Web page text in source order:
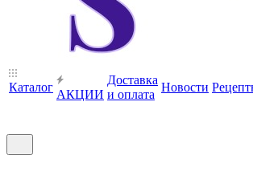
Каталог
АКЦИИ
Доставка
и оплата
Новости